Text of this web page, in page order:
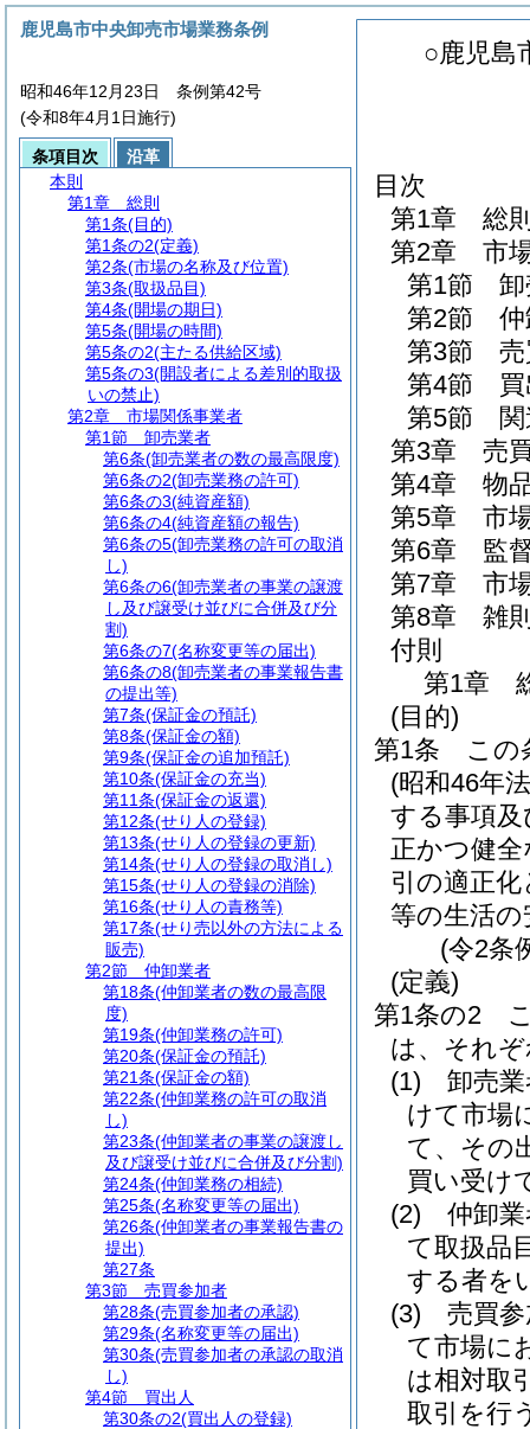
○鹿児島
目次
第1章
総
第2章
市
第1節
第2節
第3節
第4節
第5節
第3章
売
第4章
物
第5章
市
第6章
監
第7章
市
第8章
雑
付則
第1章
(目的)
第1条
この
(昭和46年
する事項
正かつ健
引の適正
等の生活
(令2条
(定義)
第1条の2
は、それ
(1)
卸売
けて市場
て、その
買い受け
(2)
仲卸
て取扱品
する者を
(3)
売買
て市場に
は相対取
取引を行
鹿児島市中央卸売市場業務条例
昭和46年12月23日 条例第42号
(令和8年4月1日施行)
条項目次
沿革
本則
第1章
総則
第1条(目的)
第1条の2(定義)
第2条(市場の名称及び位置)
第3条(取扱品目)
第4条(開場の期日)
第5条(開場の時間)
第5条の2(主たる供給区域)
第5条の3(開設者による差別的取扱
いの禁止)
第2章
市場関係事業者
第1節
卸売業者
第6条(卸売業者の数の最高限度)
第6条の2(卸売業務の許可)
第6条の3(純資産額)
第6条の4(純資産額の報告)
第6条の5(卸売業務の許可の取消
し)
第6条の6(卸売業者の事業の譲渡
し及び譲受け並びに合併及び分
割)
第6条の7(名称変更等の届出)
第6条の8(卸売業者の事業報告書
の提出等)
第7条(保証金の預託)
第8条(保証金の額)
第9条(保証金の追加預託)
第10条(保証金の充当)
第11条(保証金の返還)
第12条(せり人の登録)
第13条(せり人の登録の更新)
第14条(せり人の登録の取消し)
第15条(せり人の登録の消除)
第16条(せり人の責務等)
第17条(せり売以外の方法による
販売)
第2節
仲卸業者
第18条(仲卸業者の数の最高限
度)
第19条(仲卸業務の許可)
第20条(保証金の預託)
第21条(保証金の額)
第22条(仲卸業務の許可の取消
し)
第23条(仲卸業者の事業の譲渡し
及び譲受け並びに合併及び分割)
第24条(仲卸業務の相続)
第25条(名称変更等の届出)
第26条(仲卸業者の事業報告書の
提出)
第27条
第3節
売買参加者
第28条(売買参加者の承認)
第29条(名称変更等の届出)
第30条(売買参加者の承認の取消
し)
第4節
買出人
第30条の2(買出人の登録)